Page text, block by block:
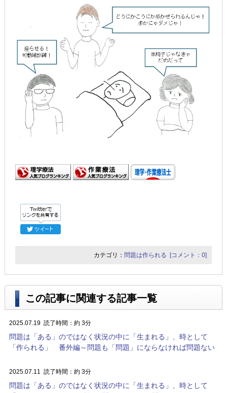
カテゴリ： 問題は作られる [コメント：0]
この記事に関連する記事一覧
2025.07.19 読了時間：約 3分
問題は「ある」のではなく状況の中に「生まれる」、時として
「作られる」 番外編～問題も「問題」にならなければ問題ない
2025.07.11 読了時間：約 3分
問題は「ある」のではなく状況の中に「生まれる」、時として